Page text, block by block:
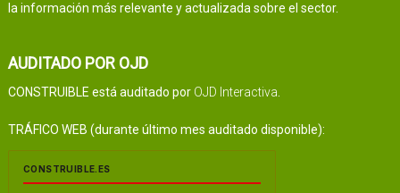
la información más relevante y actualizada sobre el sector.
AUDITADO POR OJD
CONSTRUIBLE está auditado por OJD Interactiva.
TRÁFICO WEB (durante último mes auditado disponible):